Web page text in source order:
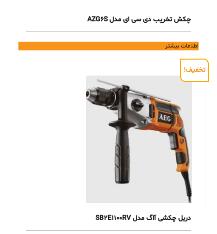
چکش تخریب دی سی ای مدل AZG6S
اطلاعات بیشتر
تخفیف!
دریل چکشی آاگ مدل SB2E1100RV